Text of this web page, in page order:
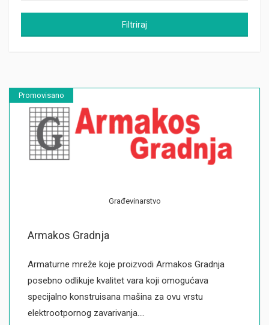
Filtriraj
Promovisano
Građevinarstvo
Armakos Gradnja
Armaturne mreže koje proizvodi Armakos Gradnja
posebno odlikuje kvalitet vara koji omogućava
specijalno konstruisana mašina za ovu vrstu
elektrootpornog zavarivanja.…